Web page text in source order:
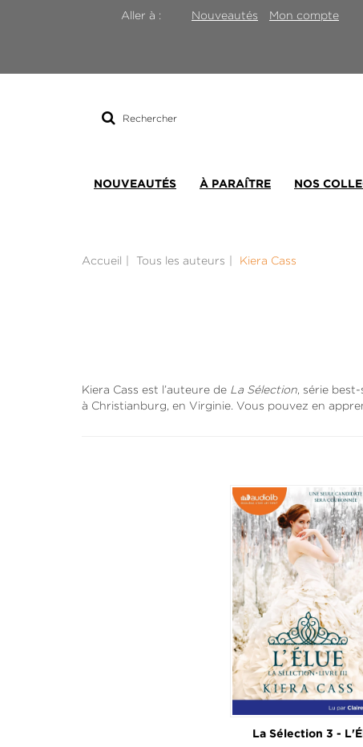
Aller à : Nouveautés Mon compte
Rechercher
NOUVEAUTÉS À PARAÎTRE NOS
Accueil Tous les auteurs Kiera Cass
Kiera Cass est l’auteure de La Sélection, série best-
à Christianburg, en Virginie. Vous pouvez en
La Sélection 3 -